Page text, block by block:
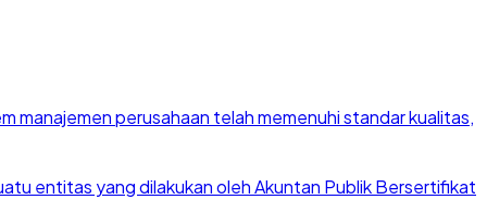
perusahaan telah memenuhi standar kualitas,
entitas yang dilakukan oleh Akuntan Publik Bersertifikat